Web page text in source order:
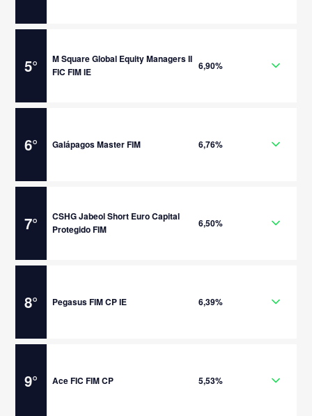
5°
M Square Global Equity Managers II
FIC FIM IE
6,90%
6° Galápagos Master FIM 6,76%
7°
CSHG Jabeol Short Euro Capital
Protegido FIM
6,50%
8° Pegasus FIM CP IE 6,39%
9° Ace FIC FIM CP 5,53%